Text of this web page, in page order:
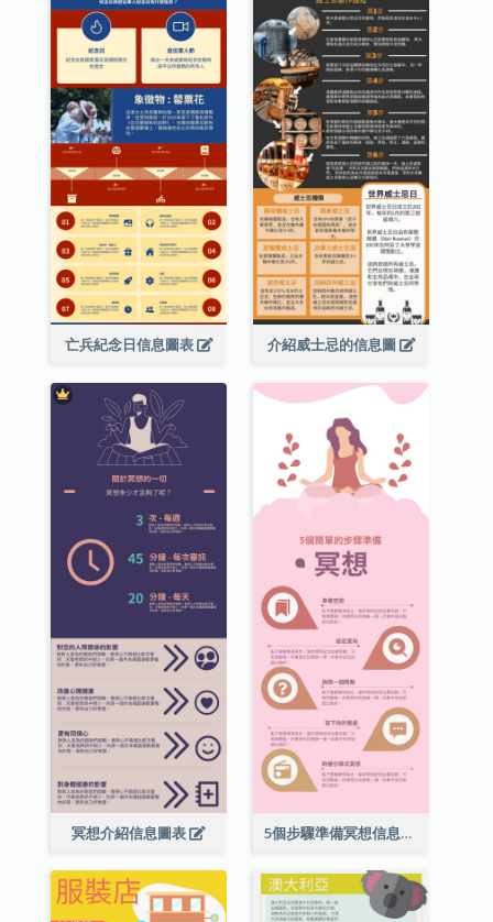
亡兵紀念日信息圖表 介紹威士忌的信息圖
冥想介紹信息圖表 5個步驟準備冥想信息圖表